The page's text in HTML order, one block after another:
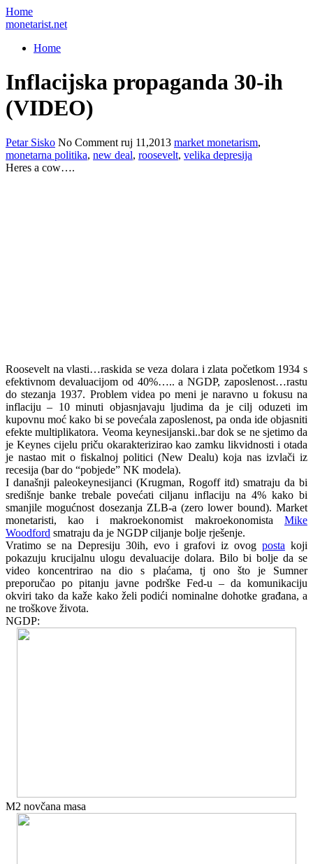
Home
monetarist.net
Home
Inflacijska propaganda 30-ih
(VIDEO)
Petar Sisko No Comment ruj 11,2013 market monetarism,
monetarna politika, new deal, roosevelt, velika depresija
Heres a cow….
Roosevelt na vlasti…raskida se veza dolara i zlata početkom 1934 s
efektivnom devaluacijom od 40%….. a NGDP, zaposlenost…rastu
do stezanja 1937. Problem videa po meni je naravno u fokusu na
inflaciju – 10 minuti objasnjavaju ljudima da je cilj oduzeti im
kupovnu moć kako bi se povećala zaposlenost, pa onda ide objasniti
efekte multiplikatora. Veoma keynesijanski..bar dok se ne sjetimo da
je Keynes cijelu priču okarakterizirao kao zamku likvidnosti i otada
je nastao mit o fiskalnoj politici (New Dealu) koja nas izvlači iz
recesija (bar do “pobjede” NK modela).
I današnji paleokeynesijanci (Krugman, Rogoff itd) smatraju da bi
središnje banke trebale povećati ciljanu inflaciju na 4% kako bi
smanjile mogućnost dosezanja ZLB-a (zero lower bound). Market
monetaristi, kao i makroekonomist makroekonomista Mike
Woodford smatraju da je NGDP ciljanje bolje rješenje.
Vratimo se na Depresiju 30ih, evo i grafovi iz ovog posta koji
pokazuju krucijalnu ulogu devaluacije dolara. Bilo bi bolje da se
video koncentrirao na dio s plaćama, tj ono što je Sumner
preporučao po pitanju javne podrške Fed-u – da komunikaciju
okviri tako da kaže kako želi podići nominalne dohotke građana, a
ne troškove života.
NGDP:
M2 novčana masa